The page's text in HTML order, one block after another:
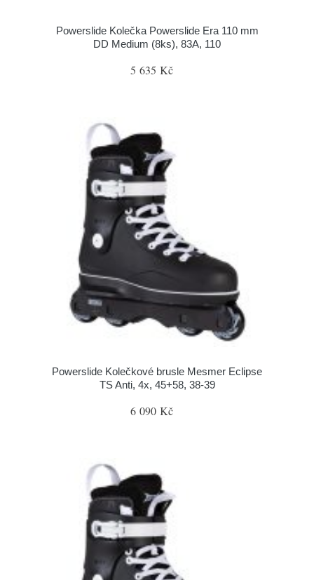
Powerslide Kolečka Powerslide Era 110 mm
DD Medium (8ks), 83A, 110
5 635 Kč
Powerslide Kolečkové brusle Mesmer Eclipse
TS Anti, 4x, 45+58, 38-39
6 090 Kč